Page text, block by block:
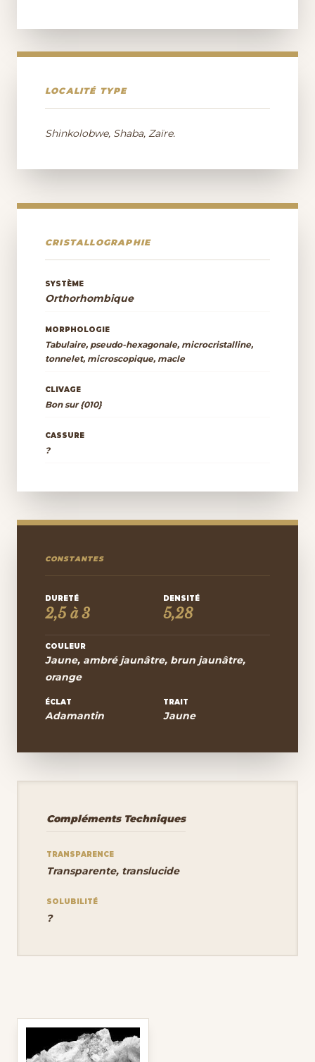
LOCALITÉ TYPE
Shinkolobwe, Shaba, Zaïre.
CRISTALLOGRAPHIE
SYSTÈME
Orthorhombique
MORPHOLOGIE
Tabulaire, pseudo-hexagonale, microcristalline,
tonnelet, microscopique, macle
CLIVAGE
Bon sur {010}
CASSURE
?
CONSTANTES
DURETÉ
2,5 à 3
DENSITÉ
5,28
COULEUR
Jaune, ambré jaunâtre, brun jaunâtre,
orange
ÉCLAT
Adamantin
TRAIT
Jaune
Compléments Techniques
TRANSPARENCE
Transparente, translucide
SOLUBILITÉ
?